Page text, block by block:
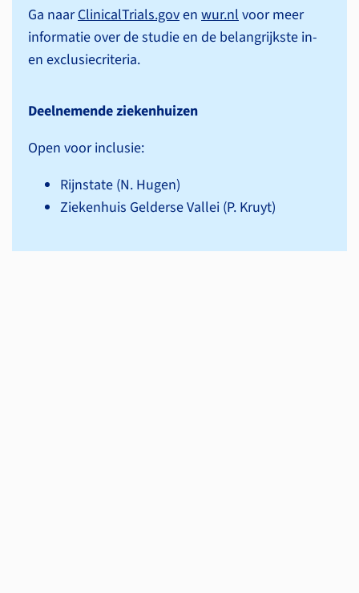
Ga naarClinicalTrials.goven wur.nlvoor meer
informatie over de studie en de belangrijkste in-
en exclusie­criteria.
Deelnemende ziekenhuizen
Open voor inclusie:
Rijnstate (N. Hugen)
Ziekenhuis Gelderse Vallei (P. Kruyt)